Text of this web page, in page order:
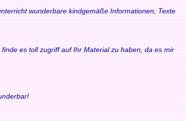
wunderbare kindgemäße Informationen, Texte
es toll zugriff auf Ihr Material zu haben, da es mir